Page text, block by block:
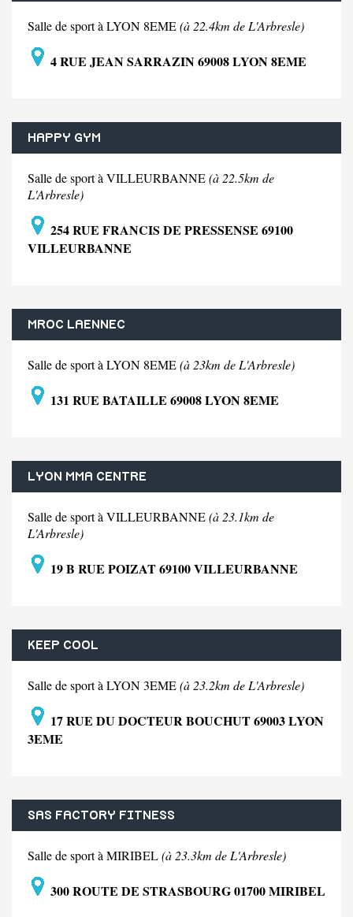
Salle de sport à LYON 8EME(à 22.4km de L'Arbresle)
4 RUE JEAN SARRAZIN 69008 LYON 8EME
HAPPY GYM
Salle de sport à VILLEURBANNE(à 22.5km de
L'Arbresle)
254 RUE FRANCIS DE PRESSENSE 69100
VILLEURBANNE
MROC LAENNEC
Salle de sport à LYON 8EME(à 23km de L'Arbresle)
131 RUE BATAILLE 69008 LYON 8EME
LYON MMA CENTRE
Salle de sport à VILLEURBANNE(à 23.1km de
L'Arbresle)
19 B RUE POIZAT 69100 VILLEURBANNE
KEEP COOL
Salle de sport à LYON 3EME(à 23.2km de L'Arbresle)
17 RUE DU DOCTEUR BOUCHUT 69003 LYON
3EME
SAS FACTORY FITNESS
Salle de sport à MIRIBEL(à 23.3km de L'Arbresle)
300 ROUTE DE STRASBOURG 01700 MIRIBEL